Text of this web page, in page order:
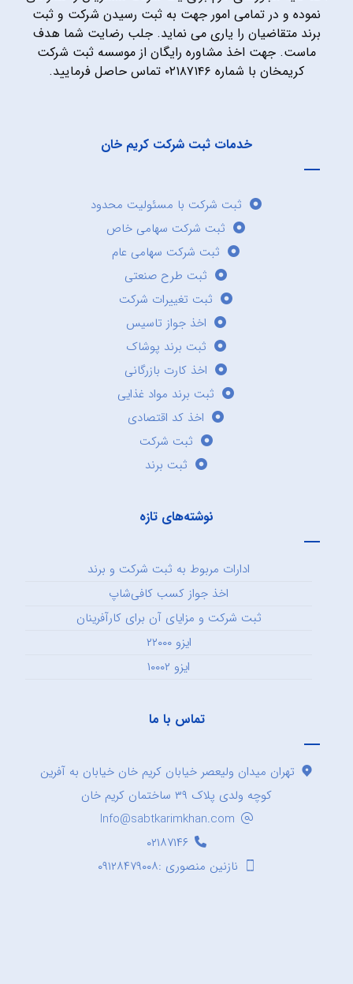
نموده و در تمامی امور جهت به ثبت رسیدن شرکت و ثبت
برند متقاضیان را یاری می نماید. جلب رضایت شما هدف
ماست. جهت اخذ مشاوره رایگان از موسسه ثبت شرکت
کریمخان با شماره ۰۲۱۸۷۱۴۶ تماس حاصل فرمایید.
خدمات ثبت شرکت کریم خان
ثبت شرکت با مسئولیت محدود
ثبت شرکت سهامی خاص
ثبت شرکت سهامی عام
ثبت طرح صنعتی
ثبت تغییرات شرکت
اخذ جواز تاسیس
ثبت برند پوشاک
اخذ کارت بازرگانی
ثبت برند مواد غذایی
اخذ کد اقتصادی
ثبت شرکت
ثبت برند
نوشته‌های تازه
ادارات مربوط به ثبت شرکت و برند
اخذ جواز کسب کافی‌شاپ
ثبت شرکت و مزایای آن برای کارآفرینان
ایزو ۲۲۰۰۰
ایزو ۱۰۰۰۲
تماس با ما
تهران میدان ولیعصر خیابان کریم خان خیابان به آفرین
کوچه ولدی پلاک ۳۹ ساختمان کریم خان
Info@sabtkarimkhan.com
۰۲۱۸۷۱۴۶
نازنین منصوری :۰۹۱۲۸۴۷۹۰۰۸